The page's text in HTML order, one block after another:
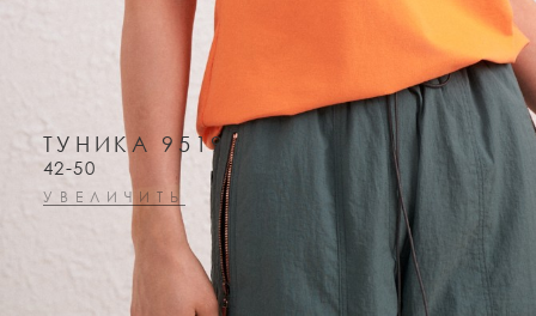
ТУНИКА 9519
42-50
УВЕЛИЧИТЬ